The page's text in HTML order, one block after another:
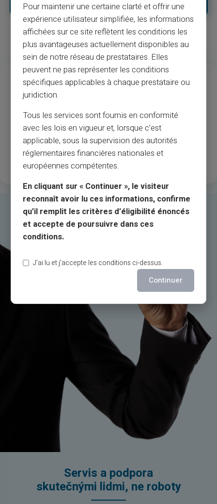
13
Roky zkušeností
37M
1.3M
Šťastní registrovaní
zákazníci
35
Země jsou k dispozici
Servis a podpora
skutečnými lidmi, ne roboty
Pour maintenir une certaine clarté et offrir une
expérience utilisateur simplifiée, les informations
affichées sur ce site reflètent les conditions les
plus avantageuses actuellement disponibles au
sein de notre réseau de prestataires. Elles
peuvent ne pas représenter les conditions
spécifiques applicables à chaque prestataire ou
juridiction.
Tous les services sont fournis en conformité
avec les lois en vigueur et, lorsque c’est
applicable, sous la supervision des autorités
réglementaires financières nationales et
européennes compétentes.
En cliquant sur « Continuer », le visiteur
reconnaît avoir lu ces informations, confirme
qu’il remplit les critères d’éligibilité énoncés
et accepte de poursuivre dans ces
conditions.
J’ai lu et j’accepte les conditions ci-dessus.
Continuer